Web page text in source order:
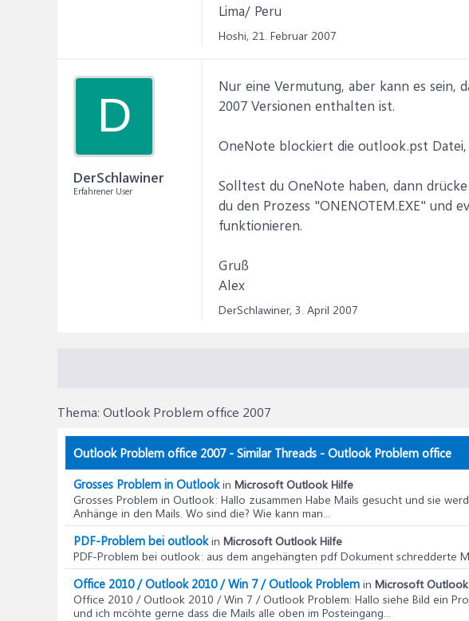
Lima/ Peru
Hoshi, 21. Februar 2007
D
DerSchlawiner
Erfahrener User
Nur eine Vermutung, aber kann es sein,
2007 Versionen enthalten ist.
OneNote blockiert die outlook.pst Datei,
Solltest du OneNote haben, dann
du den Prozess "ONENOTEM.EXE" und
funktionieren.
Gruß
Alex
DerSchlawiner, 3. April 2007
Thema: Outlook Problem office 2007
Outlook Problem office 2007 - Similar Threads - Outlook Problem office
Grosses Problem in Outlookin Microsoft Outlook Hilfe
Grosses Problem in Outlook: Hallo zusammen Habe Mails gesucht und sie
Anhänge in den Mails. Wo sind die? Wie kann man...
PDF-Problem bei outlookin Microsoft Outlook Hilfe
PDF-Problem bei outlook: aus dem angehängten pdf Dokument schredderte
Office 2010 / Outlook 2010 / Win 7 / Outlook Problem in Microsoft
Office 2010 / Outlook 2010 / Win 7 / Outlook Problem: Hallo siehe Bild ein
und ich mcöhte gerne dass die Mails alle oben im Posteingang...